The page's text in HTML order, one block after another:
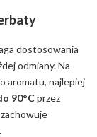
dostosowania
odmiany. Na
aromatu, najlepiej
90°Cprzez